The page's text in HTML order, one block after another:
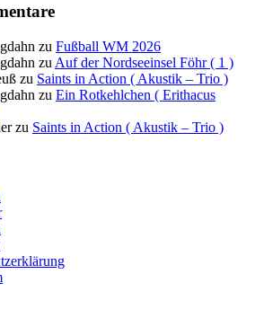
zu Fußball WM 2026
zu Auf der Nordseeinsel Föhr ( 1 )
zu Saints in Action ( Akustik – Trio )
zu Ein Rotkehlchen ( Erithacus
zu Saints in Action ( Akustik – Trio )